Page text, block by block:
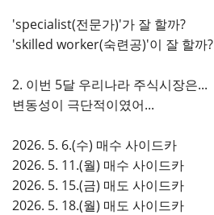
'specialist(전문가)'가 잘 할까?
'skilled worker(숙련공)'이 잘 할까?
2. 이번 5달 우리나라 주식시장은...
변동성이 극단적이였어...
2026. 5. 6.(수) 매수 사이드카
2026. 5. 11.(월) 매수 사이드카
2026. 5. 15.(금) 매도 사이드카
2026. 5. 18.(월) 매도 사이드카